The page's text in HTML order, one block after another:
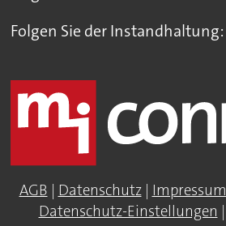
Folgen Sie der Instandhaltung:
AGB | Datenschutz| Impressum
Datenschutz-Einstellungen |